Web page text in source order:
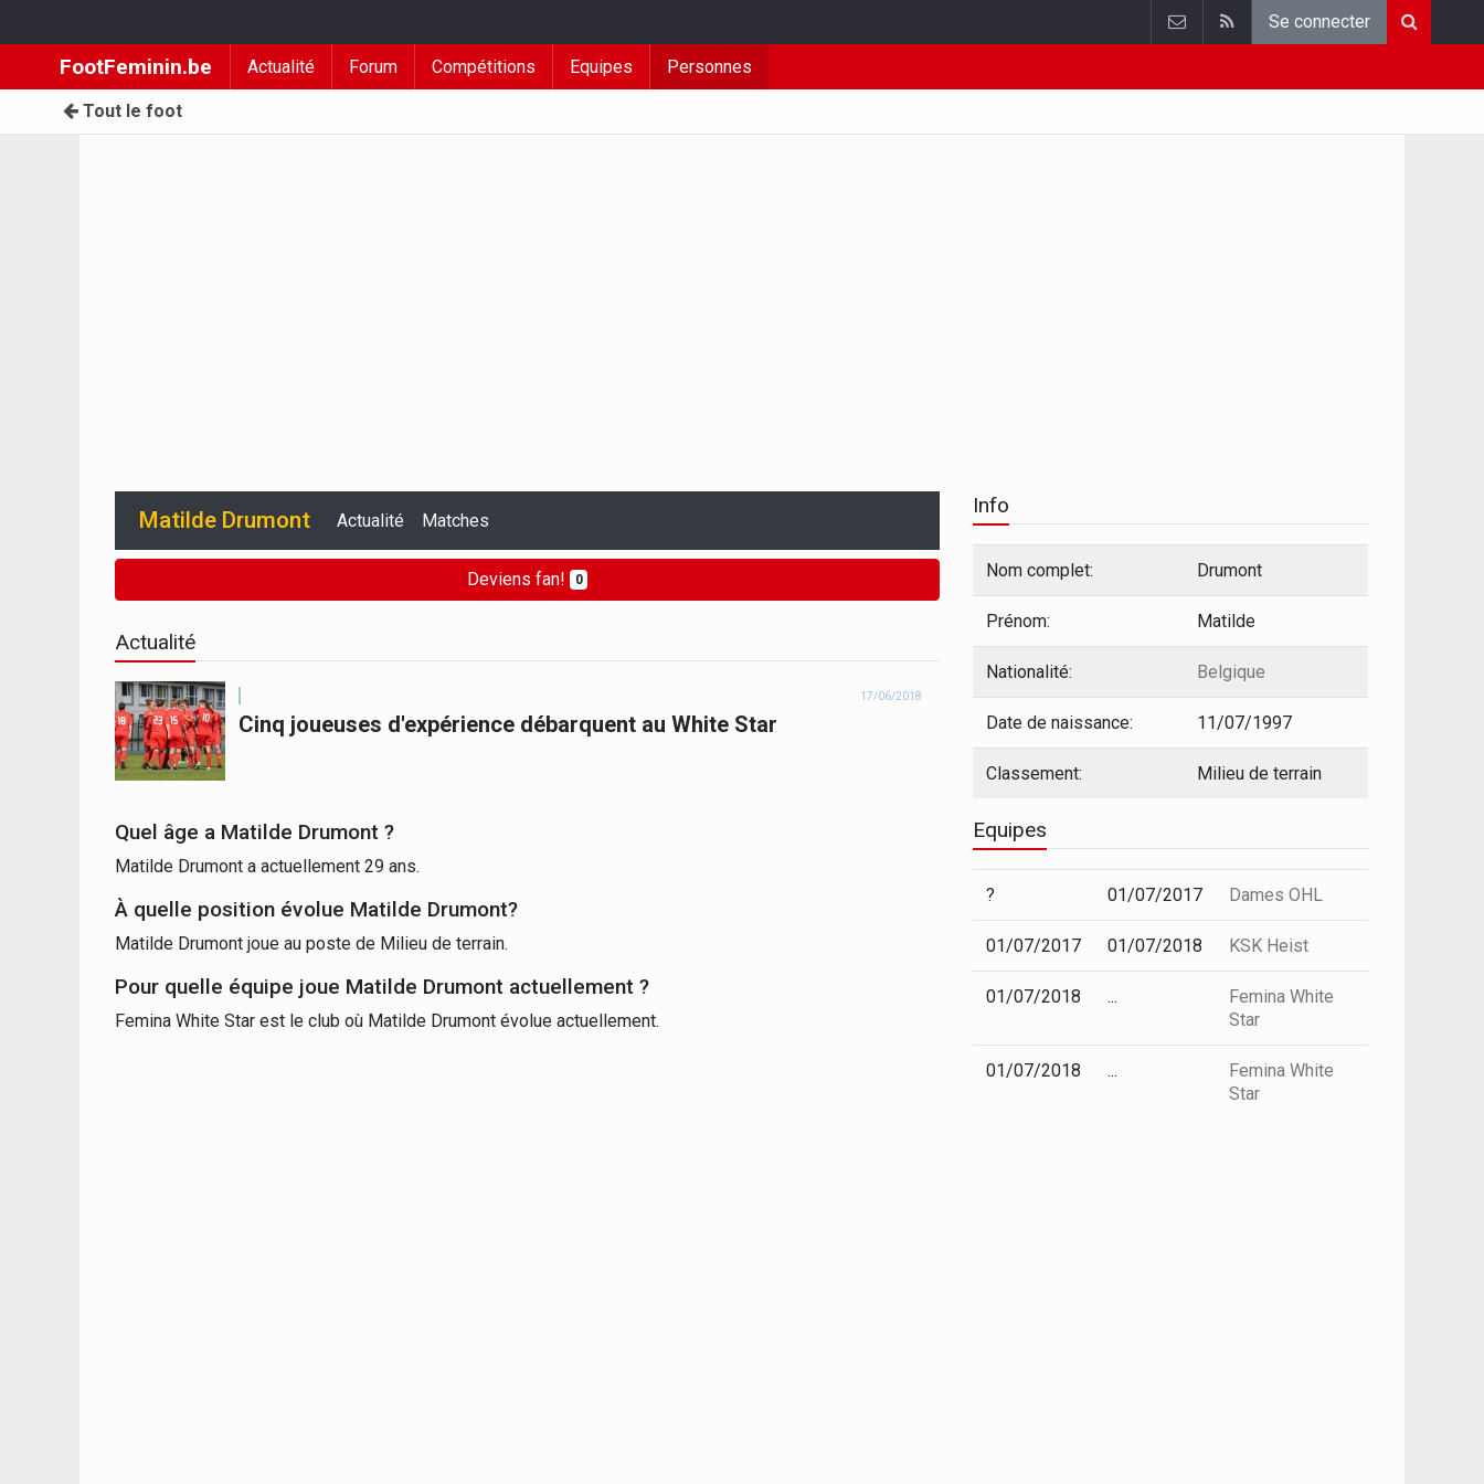
Se connecter
FootFeminin.be Actualité Forum Compétitions Equipes Personnes
Tout le foot
Matilde Drumont Actualité Matches
Deviens fan! 0
Actualité
17/06/2018
Cinq joueuses d'expérience débarquent au White Star
Quel âge a Matilde Drumont ?
Matilde Drumont a actuellement 29 ans.
À quelle position évolue Matilde Drumont?
Matilde Drumont joue au poste de Milieu de terrain.
Pour quelle équipe joue Matilde Drumont actuellement ?
Femina White Star est le club où Matilde Drumont évolue actuellement.
Info
Nom complet: Drumont
Prénom: Matilde
Nationalité: Belgique
Date de naissance: 11/07/1997
Classement: Milieu de terrain
Equipes
? 01/07/2017 Dames OHL
01/07/2017 01/07/2018 KSK Heist
01/07/2018 ...
Femina White
Star
01/07/2018 ...
Femina White
Star